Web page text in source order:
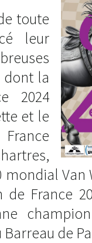
toute
leur
dont la
2024
et le
Van
France
de